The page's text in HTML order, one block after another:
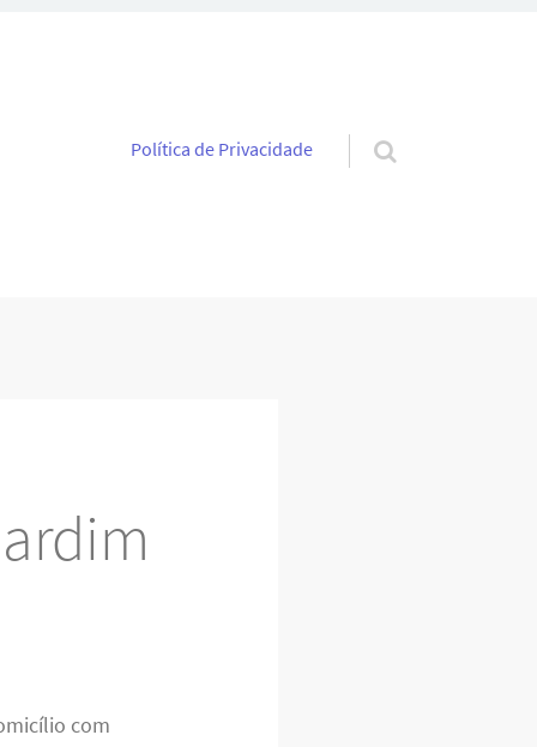
Pular para o conteúdo
Política de Privacidade
com